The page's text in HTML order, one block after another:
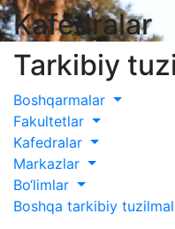
Kafedralar
Tarkibiy
Boshqarmalar
Fakultetlar
Kafedralar
Markazlar
Bo‘limlar
Boshqa tarkibiy